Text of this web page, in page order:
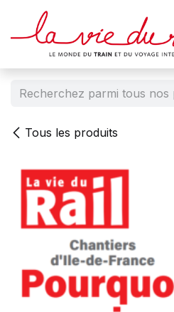
Se rendre au contenu
Tous les produits